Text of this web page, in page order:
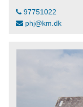
97751022
phj@km.dk